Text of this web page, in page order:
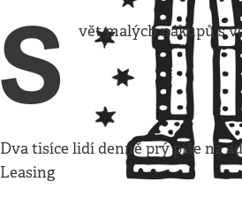
S vět malých nákupů s
Dva tisíce lidí denně prý píše na
Leasing